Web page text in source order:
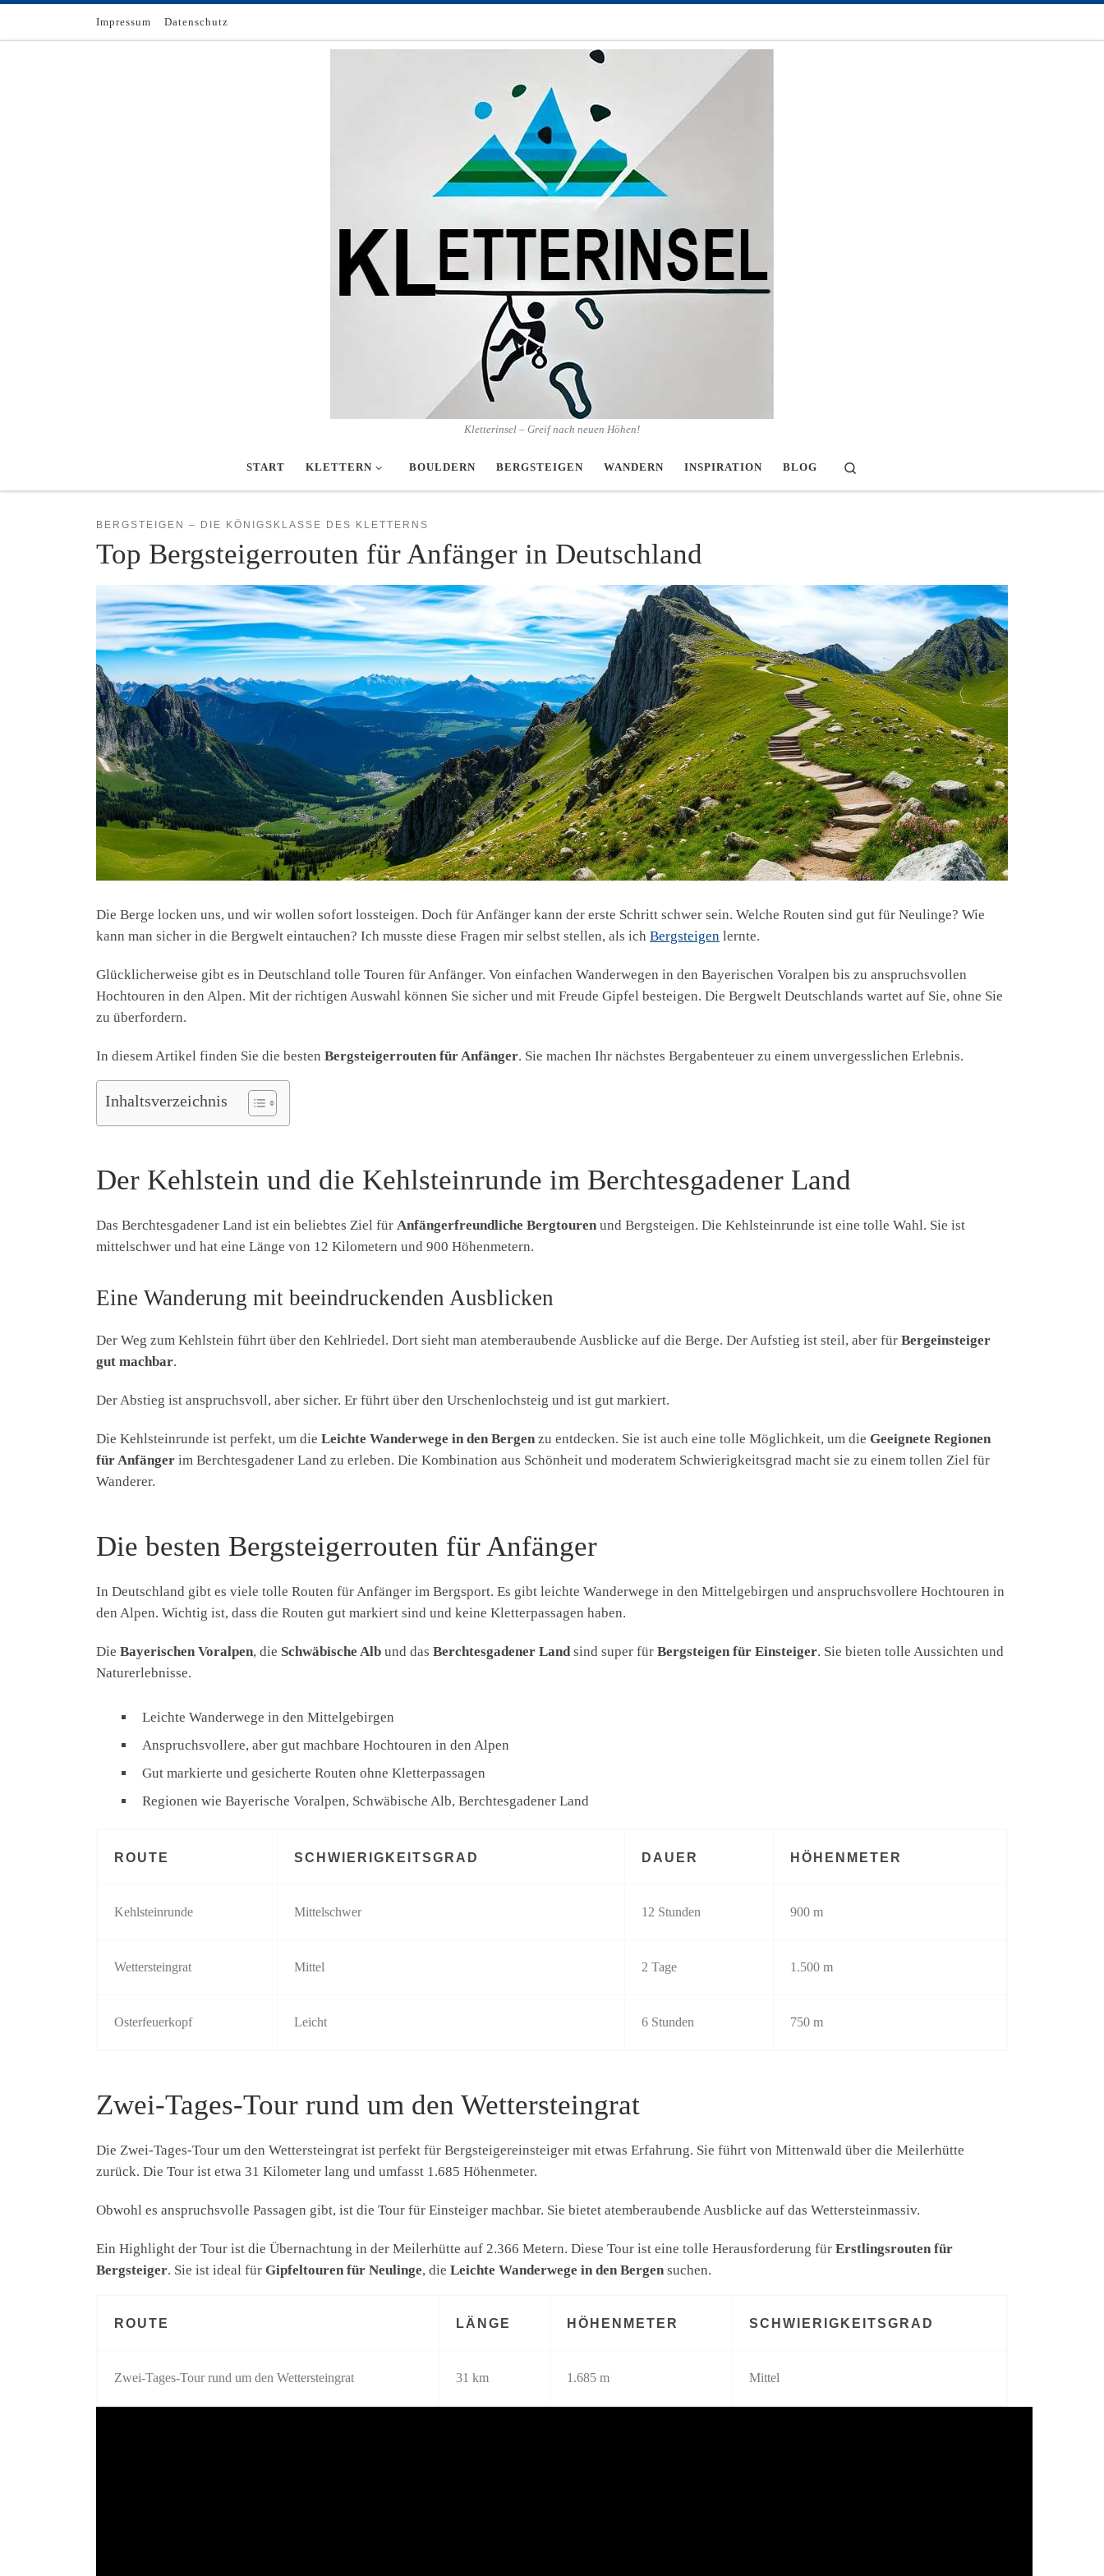
Zum Inhalt springenImpressum Datenschutz
Kletterinsel – Greif nach neuen Höhen!
START KLETTERN BOULDERN BERGSTEIGEN WANDERN INSPIRATION BLOG
BERGSTEIGEN – DIE KÖNIGSKLASSE DES KLETTERNS
Top Bergsteigerrouten für Anfänger in Deutschland
Die Berge locken uns, und wir wollen sofort lossteigen. Doch für Anfänger kann der erste Schritt schwer sein. Welche Routen sind gut für Neulinge? Wie
kann man sicher in die Bergwelt eintauchen? Ich musste diese Fragen mir selbst stellen, als ich Bergsteigen lernte.
Glücklicherweise gibt es in Deutschland tolle Touren für Anfänger. Von einfachen Wanderwegen in den Bayerischen Voralpen bis zu anspruchsvollen
Hochtouren in den Alpen. Mit der richtigen Auswahl können Sie sicher und mit Freude Gipfel besteigen. Die Bergwelt Deutschlands wartet auf Sie, ohne Sie
zu überfordern.
In diesem Artikel finden Sie die besten Bergsteigerrouten für Anfänger. Sie machen Ihr nächstes Bergabenteuer zu einem unvergesslichen Erlebnis.
Inhaltsverzeichnis
Der Kehlstein und die Kehlsteinrunde im Berchtesgadener Land
Das Berchtesgadener Land ist ein beliebtes Ziel für Anfängerfreundliche Bergtouren und Bergsteigen. Die Kehlsteinrunde ist eine tolle Wahl. Sie ist
mittelschwer und hat eine Länge von 12 Kilometern und 900 Höhenmetern.
Eine Wanderung mit beeindruckenden Ausblicken
Der Weg zum Kehlstein führt über den Kehlriedel. Dort sieht man atemberaubende Ausblicke auf die Berge. Der Aufstieg ist steil, aber für Bergeinsteiger
gut machbar.
Der Abstieg ist anspruchsvoll, aber sicher. Er führt über den Urschenlochsteig und ist gut markiert.
Die Kehlsteinrunde ist perfekt, um die Leichte Wanderwege in den Bergen zu entdecken. Sie ist auch eine tolle Möglichkeit, um die Geeignete Regionen
für Anfänger im Berchtesgadener Land zu erleben. Die Kombination aus Schönheit und moderatem Schwierigkeitsgrad macht sie zu einem tollen Ziel für
Wanderer.
Die besten Bergsteigerrouten für Anfänger
In Deutschland gibt es viele tolle Routen für Anfänger im Bergsport. Es gibt leichte Wanderwege in den Mittelgebirgen und anspruchsvollere Hochtouren in
den Alpen. Wichtig ist, dass die Routen gut markiert sind und keine Kletterpassagen haben.
Die Bayerischen Voralpen, die Schwäbische Alb und das Berchtesgadener Land sind super für Bergsteigen für Einsteiger. Sie bieten tolle Aussichten und
Naturerlebnisse.
Leichte Wanderwege in den Mittelgebirgen
Anspruchsvollere, aber gut machbare Hochtouren in den Alpen
Gut markierte und gesicherte Routen ohne Kletterpassagen
Regionen wie Bayerische Voralpen, Schwäbische Alb, Berchtesgadener Land
ROUTE SCHWIERIGKEITSGRAD DAUER HÖHENMETER
Kehlsteinrunde Mittelschwer 12 Stunden 900 m
Wettersteingrat Mittel 2 Tage 1.500 m
Osterfeuerkopf Leicht 6 Stunden 750 m
Zwei-Tages-Tour rund um den Wettersteingrat
Die Zwei-Tages-Tour um den Wettersteingrat ist perfekt für Bergsteigereinsteiger mit etwas Erfahrung. Sie führt von Mittenwald über die Meilerhütte
zurück. Die Tour ist etwa 31 Kilometer lang und umfasst 1.685 Höhenmeter.
Obwohl es anspruchsvolle Passagen gibt, ist die Tour für Einsteiger machbar. Sie bietet atemberaubende Ausblicke auf das Wettersteinmassiv.
Ein Highlight der Tour ist die Übernachtung in der Meilerhütte auf 2.366 Metern. Diese Tour ist eine tolle Herausforderung für Erstlingsrouten für
Bergsteiger. Sie ist ideal für Gipfeltouren für Neulinge, die Leichte Wanderwege in den Bergen suchen.
ROUTE LÄNGE HÖHENMETER SCHWIERIGKEITSGRAD
Zwei-Tages-Tour rund um den Wettersteingrat 31 km 1.685 m Mittel